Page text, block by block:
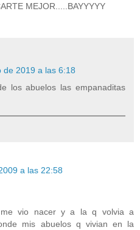
MEJOR.....BAYYYYY
de 2019 a las 6:18
los abuelos las empanaditas
a las 22:58
vio nacer y a la q volvia a
mis abuelos q vivian en la